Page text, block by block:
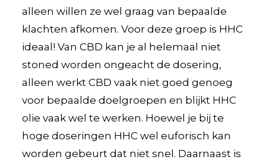
alleen willen ze wel graag van bepaalde
klachten afkomen. Voor deze groep is HHC
ideaal! Van CBD kan je al helemaal niet
stoned worden ongeacht de dosering,
alleen werkt CBD vaak niet goed genoeg
voor bepaalde doelgroepen en blijkt HHC
olie vaak wel te werken. Hoewel je bij te
hoge doseringen HHC wel euforisch kan
worden gebeurt dat niet snel. Daarnaast is